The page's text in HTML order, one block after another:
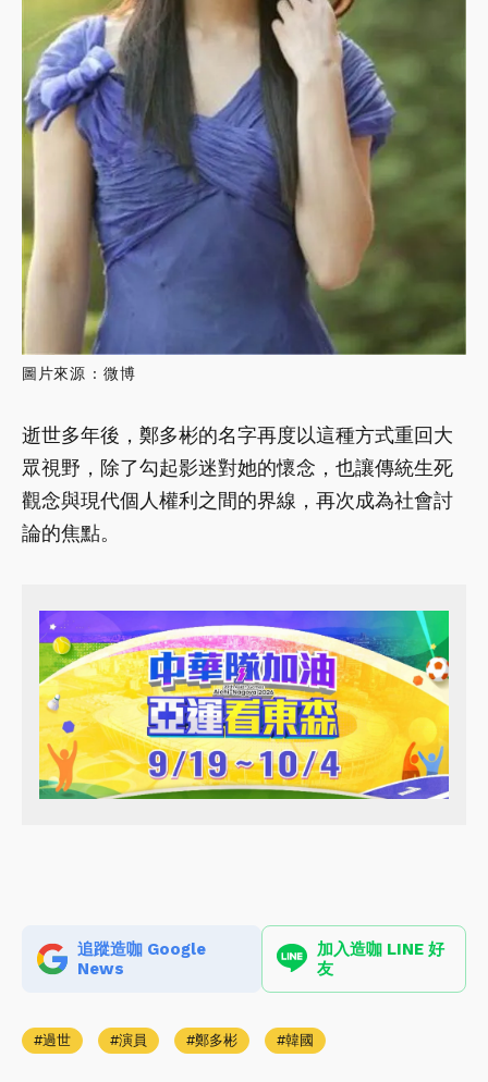
圖片來源 : 微博
逝世多年後，鄭多彬的名字再度以這種方式重回大
眾視野，除了勾起影迷對她的懷念，也讓傳統生死
觀念與現代個人權利之間的界線，再次成為社會討
論的焦點。
追蹤造咖 Google
News
加入造咖 LINE 好
友
過世 演員 鄭多彬 韓國